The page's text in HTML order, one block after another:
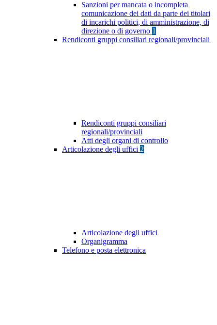
Sanzioni per mancata o incompleta
comunicazione dei dati da parte dei titolari
di incarichi politici, di amministrazione, di
direzione o di governo 1
Rendiconti gruppi consiliari regionali/provinciali
Rendiconti gruppi consiliari
regionali/provinciali
Atti degli organi di controllo
Articolazione degli uffici 2
Articolazione degli uffici
Organigramma
Telefono e posta elettronica